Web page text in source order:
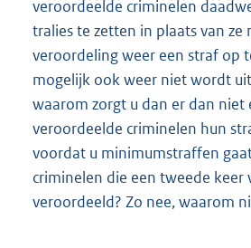
veroordeelde criminelen
tralies te zetten in plaats van ze
veroordeling weer een straf op
mogelijk ook weer niet wordt
waarom zorgt u dan er dan niet
veroordeelde criminelen hun
voordat u minimumstraffen
criminelen die een tweede keer
veroordeeld? Zo nee, waarom